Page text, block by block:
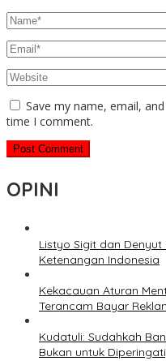
Save my name, email,
time I comment.
OPINI
Listyo Sigit dan Denyut
Ketenangan Indonesia
Kekacauan Aturan
Terancam Bayar
Kudatuli: Sudahkah
Bukan untuk